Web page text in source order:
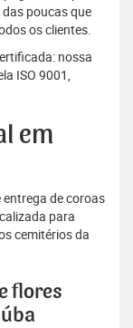
poucas que
os clientes.
nossa
ISO 9001,
em
de coroas
para
cemitérios da
flores